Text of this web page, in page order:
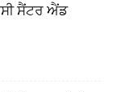
ਸੈਂਟਰ ਐਂਡ